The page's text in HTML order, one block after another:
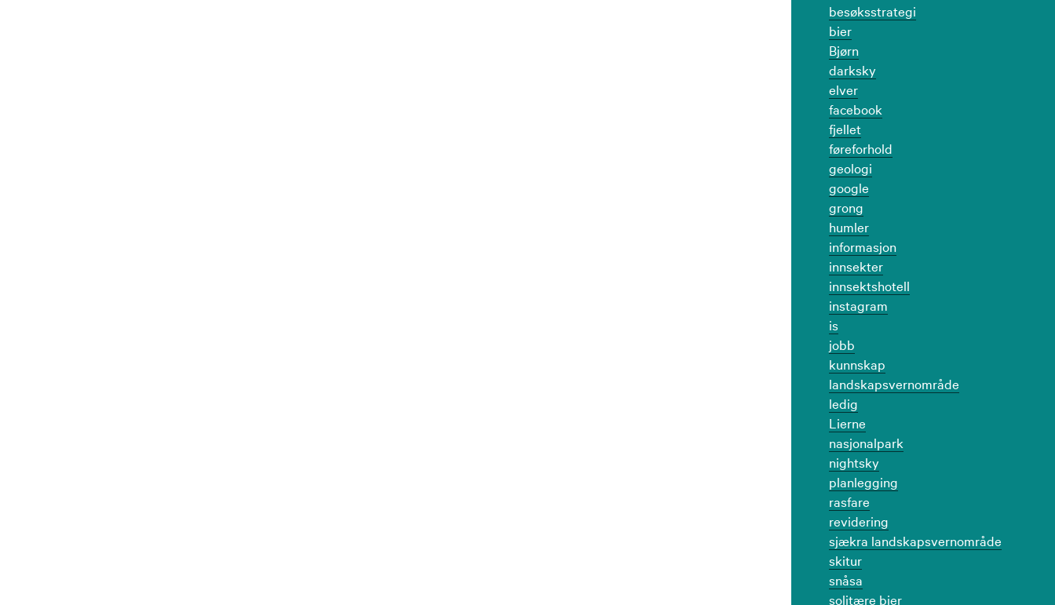
besøksstrategi
bier
Bjørn
darksky
elver
facebook
fjellet
føreforhold
geologi
google
grong
humler
informasjon
innsekter
innsektshotell
instagram
is
jobb
kunnskap
landskapsvernområde
ledig
Lierne
nasjonalpark
nightsky
planlegging
rasfare
revidering
sjækra landskapsvernområde
skitur
snåsa
solitære bier